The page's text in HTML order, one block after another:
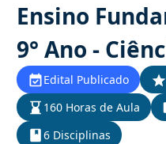
Ensino
9° Ano -
Edital Publicado
160 Horas de Aula
6 Disciplinas